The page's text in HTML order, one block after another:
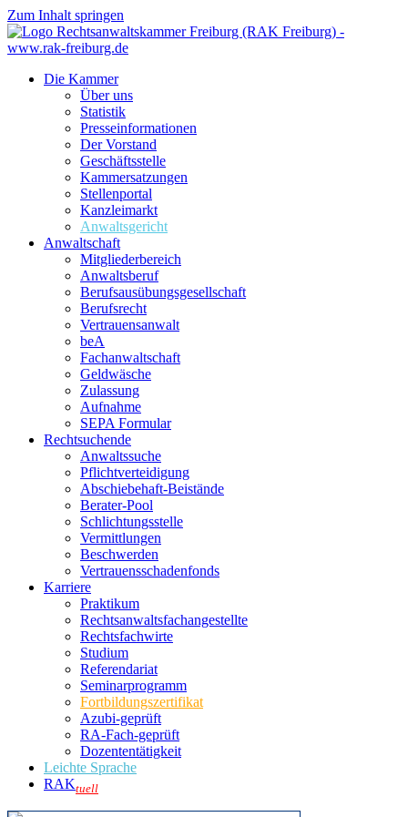
Zum Inhalt springen
Die Kammer
Über uns
Statistik
Presseinformationen
Der Vorstand
Geschäftsstelle
Kammersatzungen
Stellenportal
Kanzleimarkt
Anwaltsgericht
Anwaltschaft
Mitgliederbereich
Anwaltsberuf
Berufsausübungs­gesellschaft
Berufsrecht
Vertrauensanwalt
beA
Fachanwaltschaft
Geldwäsche
Zulassung
Aufnahme
SEPA Formular
Rechtsuchende
Anwaltssuche
Pflichtverteidigung
Abschiebehaft-Beistände
Berater-Pool
Schlichtungsstelle
Vermittlungen
Beschwerden
Vertrauensschadenfonds
Karriere
Praktikum
Rechtsanwalts­fachangestellte
Rechtsfachwirte
Studium
Referendariat
Seminarprogramm
Fortbildungszertifikat
Azubi-geprüft
RA-Fach-geprüft
Dozententätigkeit
Leichte Sprache
RAKtuell